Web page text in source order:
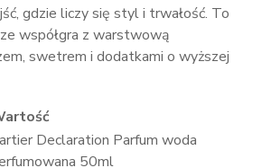
gdzie liczy się styl i trwałość. To
współgra z warstwową
swetrem i dodatkami o wyższej
Declaration Parfum woda
50ml